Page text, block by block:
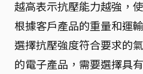
越高表示抗壓能力越強，
根據客戶產品的重量和運
選擇抗壓強度符合要求的
的電子產品，需要選擇具